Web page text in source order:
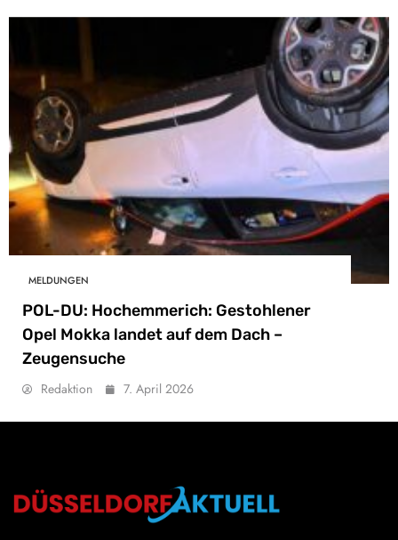
MELDUNGEN
POL-DU: Hochemmerich: Gestohlener
Opel Mokka landet auf dem Dach –
Zeugensuche
Redaktion 7. April 2026